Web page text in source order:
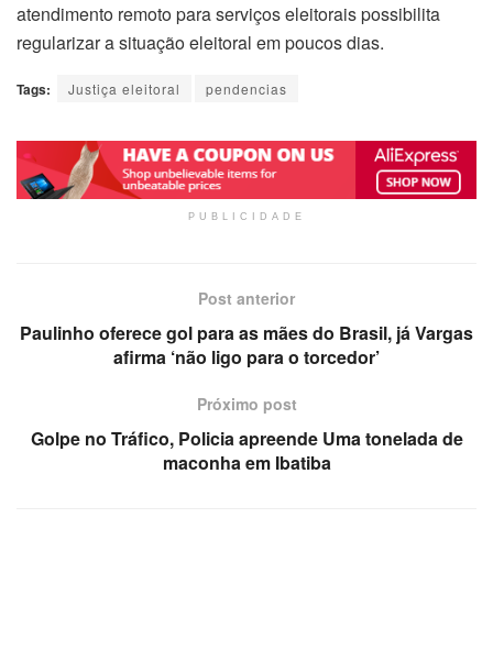
atendimento remoto para serviços eleitorais possibilita
regularizar a situação eleitoral em poucos dias.
Tags: Justiça eleitoral pendencias
PUBLICIDADE
Post anterior
Paulinho oferece gol para as mães do Brasil, já Vargas
afirma ‘não ligo para o torcedor’
Próximo post
Golpe no Tráfico, Policia apreende Uma tonelada de
maconha em Ibatiba